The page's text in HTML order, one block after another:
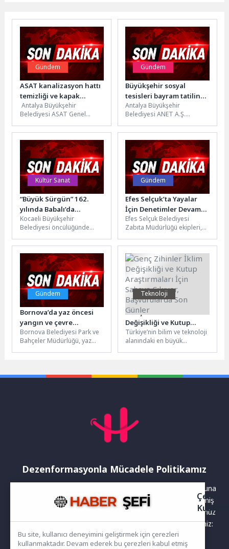
Gündem
ASAT kanalizasyon hattı
temizliği ve kapak
düzenleme çalışmalarını
sürdürüyor
Antalya Büyükşehir
Belediyesi ASAT Genel
sağlığını korumak, altyapı
sistemlerinin verimliliğini
artırmak...
Gündem
Büyükşehir sosyal
tesisleri bayram tatiline
hazır
Antalya Büyükşehir
Belediyesi ANET A.Ş.
tesisler yaz sezonu ve
bayram tatili için...
Kültür Sanat
“Büyük Sürgün” 162.
yılında Babalı’da
dualarla anıldı
Kocaeli Büyükşehir
Belediyesi öncülüğünde
“1864 Büyük Sürgünü Anma
Programı” duygu dolu
anlara...
Gündem
Efes Selçuk’ta Yayalar
İçin Denetimler Devam
Ediyor
Efes Selçuk Belediyesi
Zabıta Müdürlüğü ekipleri,
geçişini engelleyen ve
görüntü kirliliğine sebep
olan...
Gündem
Bornova’da yaz öncesi
yangın ve çevre
seferberliği
Bornova Belediyesi Park ve
Bahçeler Müdürlüğü, yaz
Teknoloji
Genç Zihinler İklim
Değişikliği ve Kutup
Araştırmaları İçin
Sahaya Çıkıyor,
Başvurularda Son
Türkiye’nin bilim ve teknoloji
alanındaki en büyük
geleceğin...
Dezenformasyonla Mücadele Politikamız
Yayınlanan haberler doğruluk ilkesi gözetilerek hazırlanır. Buna
rağmen bazı içeriklerde eksik, hatalı veya güncelliğini yitirmiş
bilgiler bulunabilir.Yanlış veya yanıltıcı olduğunu düşündüğünüz
haberleri aşağıdaki iletişim kanallarından bize bildirebilirsiniz:
Çerez
Bu site, kullanıcı deneyimini geliştirmek için çerezleri
kullanmaktadır. Devam ederek bu çerezleri kabul etmiş